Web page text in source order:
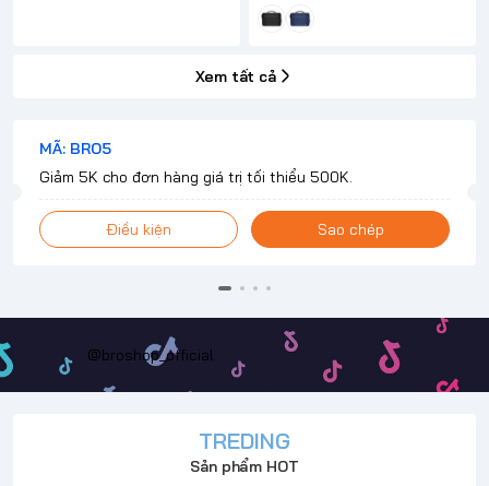
Xem tất cả
MÃ: BRO5
Giảm 5K cho đơn hàng giá trị tối thiểu 500K.
Điều kiện Sao chép
@broshop_official
TREDING
Sản phẩm HOT